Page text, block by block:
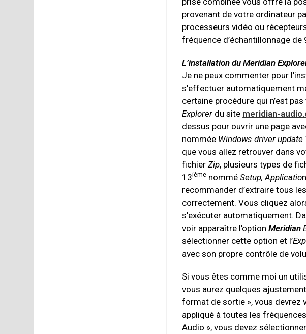
provenant de votre ordinateur
processeurs vidéo ou
fréquence d’échantillonnage de
L’installation du Meridian
Je ne peux commenter pour
s’effectuer automatiquement
certaine procédure qui n’est
Explorer du site meridian-
dessus pour ouvrir une page
nommée Windows driver update
que vous allez retrouver dans
fichierZip, plusieurs types de
13ième nomméSetup, Applicatio
recommander d’extraire tous
correctement. Vous cliquez
s’exécuter automatiquement.
voir apparaître l’optionMeridian
sélectionner cette option et l’
avec son propre contrôle de
Si vous êtes comme moi un
vous aurez quelques
format de sortie », vous devrez
appliqué à toutes les
Audio », vous devez